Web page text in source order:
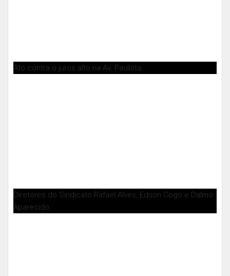
Ato contra o juros alto na Av. Paulista.
Diretores do Sindicato Rafael Alves, Edson Cogo e Dalmo
Aparecido.